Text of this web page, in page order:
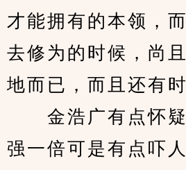
才能拥有的本领，
去修为的时候，尚
地而已，而且还有
金浩广有点怀疑
强一倍可是有点吓